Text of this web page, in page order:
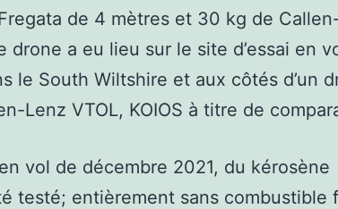
de 4 mètres et 30 kg de
drone a eu lieu sur le site d’essai en
le South Wiltshire et aux côtés d’un
Lenz VTOL, KOIOS à titre de
vol de décembre 2021, du kérosène
testé; entièrement sans combustible